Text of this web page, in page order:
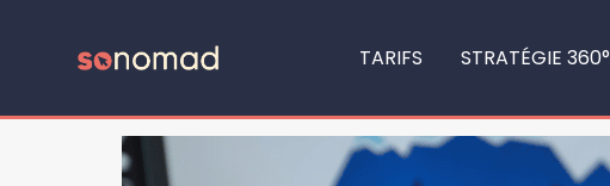
TARIFS STRATÉGIE 360°
Catégorie : Webdesign